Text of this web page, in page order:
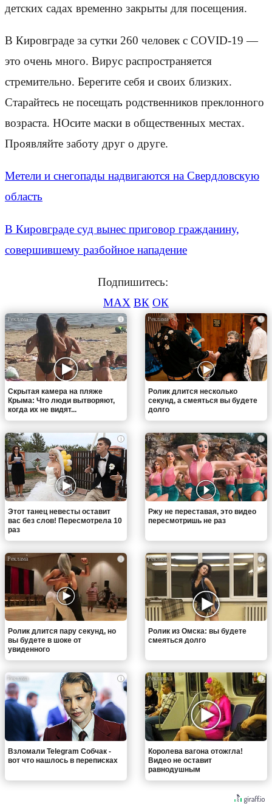
детских садах временно закрыты для посещения.
В Кировграде за сутки 260 человек с COVID-19 —
это очень много. Вирус распространяется
стремительно. Берегите себя и своих близких.
Старайтесь не посещать родственников преклонного
возраста. НОсите маски в общественных местах.
Проявляйте заботу друг о друге.
Метели и снегопады надвигаются на Свердловскую
область
В Кировграде суд вынес приговор гражданину,
совершившему разбойное нападение
Подпишитесь:
MAX ВК ОК
i
Скрытая камера на пляже
Крыма: Что люди вытворяют,
когда их не видят...
i
Ролик длится несколько
секунд, а смеяться вы будете
долго
i
Этот танец невесты оставит
вас без слов! Пересмотрела 10
раз
i
Ржу не переставая, это видео
пересмотришь не раз
i
Ролик длится пару секунд, но
вы будете в шоке от
увиденного
i
Ролик из Омска: вы будете
смеяться долго
i
Взломали Telegram Собчак -
вот что нашлось в переписках
i
Королева вагона отожгла!
Видео не оставит
равнодушным